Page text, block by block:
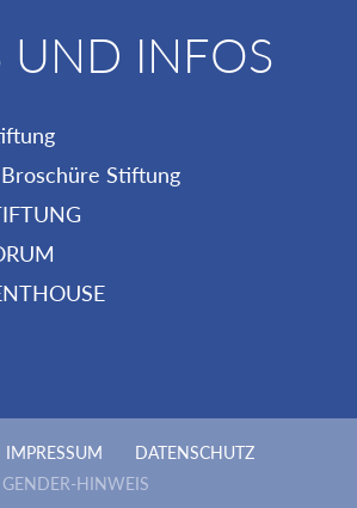
UND INFOS
Stiftung
IMPRESSUM
DATENSCHUTZ
GENDER-HINWEIS